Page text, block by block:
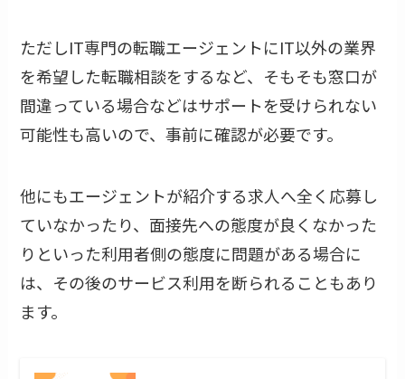
ただしIT専門の転職エージェントにIT以外の業界
を希望した転職相談をするなど、そもそも窓口が
間違っている場合などはサポートを受けられない
可能性も高いので、事前に確認が必要です。
他にもエージェントが紹介する求人へ全く応募し
ていなかったり、面接先への態度が良くなかった
りといった利用者側の態度に問題がある場合に
は、その後のサービス利用を断られることもあり
ます。